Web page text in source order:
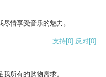
情享受音乐的魅力。
支持[0] 反对[0]
所有的购物需求。